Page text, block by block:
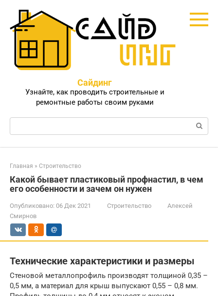
контенту
Сайдинг
Узнайте, как проводить строительные и
ремонтные работы своим руками
Поиск:
Главная » Строительство
Какой бывает пластиковый профнастил, в чем
его особенности и зачем он нужен
Опубликовано: 06 Дек 2021 Строительство
Алексей
Смирнов
Технические характеристики и размеры
Стеновой металлопрофиль производят толщиной 0,35 –
0,5 мм, а материал для крыш выпускают 0,55 – 0,8 мм.